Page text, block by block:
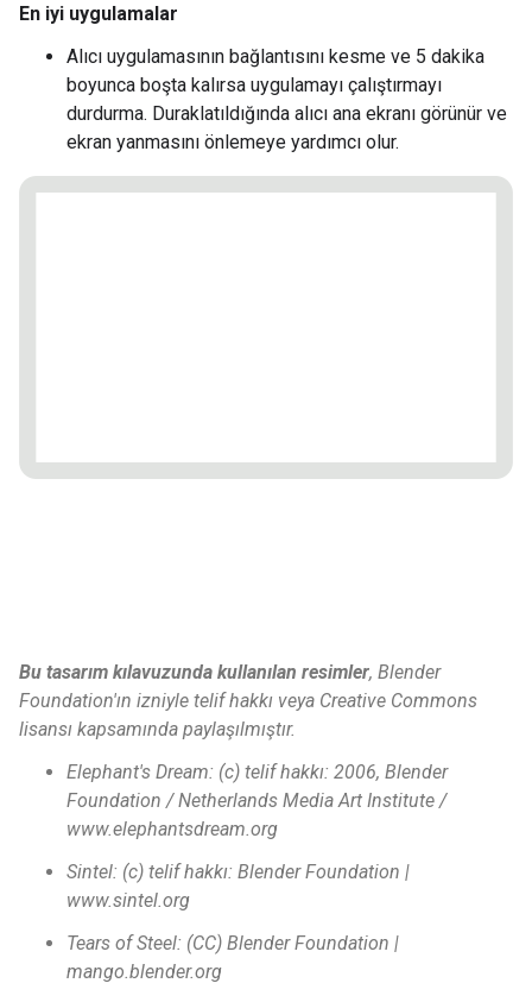
En iyi uygulamalar
Alıcı uygulamasının bağlantısını kesme ve 5 dakika
boyunca boşta kalırsa uygulamayı çalıştırmayı
durdurma. Duraklatıldığında alıcı ana ekranı görünür ve
ekran yanmasını önlemeye yardımcı olur.
Bu tasarım kılavuzunda kullanılan resimler, Blender
Foundation'ın izniyle telif hakkı veya Creative Commons
lisansı kapsamında paylaşılmıştır.
Elephant's Dream: (c) telif hakkı: 2006, Blender
Foundation / Netherlands Media Art Institute /
www.elephantsdream.org
Sintel: (c) telif hakkı: Blender Foundation |
www.sintel.org
Tears of Steel: (CC) Blender Foundation |
mango.blender.org